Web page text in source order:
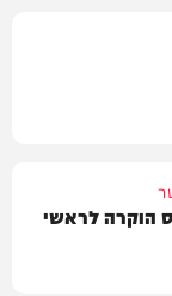
הוקרה לראשי